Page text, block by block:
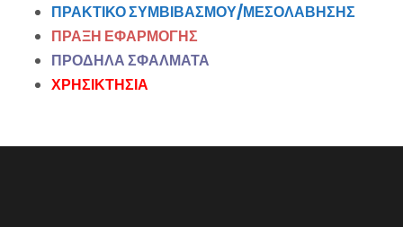
ΠΡΑΚΤΙΚΟ ΣΥΜΒΙΒΑΣΜΟΥ/ΜΕΣΟΛΑΒΗΣΗΣ
ΠΡΑΞΗ ΕΦΑΡΜΟΓΗΣ
ΠΡΟΔΗΛΑ ΣΦΑΛΜΑΤΑ
ΧΡΗΣΙΚΤΗΣΙΑ